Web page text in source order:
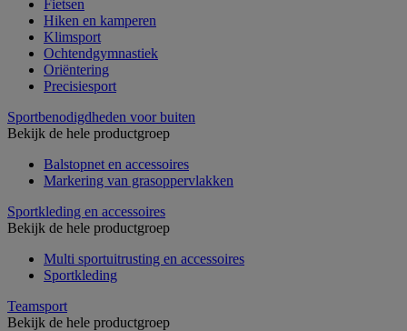
Fietsen
Hiken en kamperen
Klimsport
Ochtendgymnastiek
Oriëntering
Precisiesport
Sportbenodigdheden voor buiten
Bekijk de hele productgroep
Balstopnet en accessoires
Markering van grasoppervlakken
Sportkleding en accessoires
Bekijk de hele productgroep
Multi sportuitrusting en accessoires
Sportkleding
Teamsport
Bekijk de hele productgroep